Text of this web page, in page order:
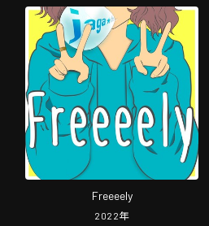
Freeeely
2022年